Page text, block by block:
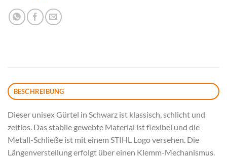
BESCHREIBUNG
Dieser unisex Gürtel in Schwarz ist klassisch, schlicht und
zeitlos. Das stabile gewebte Material ist flexibel und die
Metall-Schließe ist mit einem STIHL Logo versehen. Die
Längenverstellung erfolgt über einen Klemm-Mechanismus.